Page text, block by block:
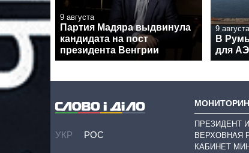
9 августа
Партия Мадяра выдвинула
кандидата на пост
президента Венгрии
9 августа
В
для
УКР РОС
ПРЕЗИДЕНТ
ВЕРХОВНАЯ
КАБИНЕТ